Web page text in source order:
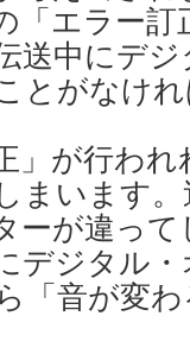
「エラー
送中にデ
とがなけ
」が行わ
まいます
ーが違っ
デジタル
「音が変